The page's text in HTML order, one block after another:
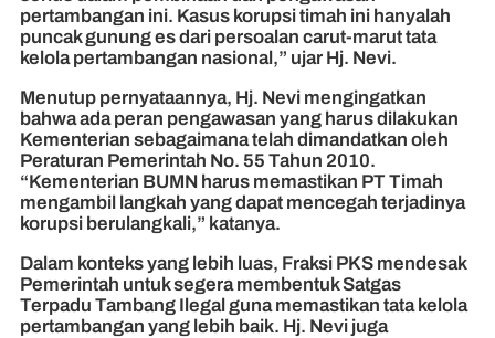
pertambangan ini. Kasus korupsi timah ini hanyalah
puncak gunung es dari persoalan carut-marut tata
kelola pertambangan nasional,” ujar Hj. Nevi.
Menutup pernyataannya, Hj. Nevi mengingatkan
bahwa ada peran pengawasan yang harus dilakukan
Kementerian sebagaimana telah dimandatkan oleh
Peraturan Pemerintah No. 55 Tahun 2010.
“Kementerian BUMN harus memastikan PT Timah
mengambil langkah yang dapat mencegah terjadinya
korupsi berulangkali,” katanya.
Dalam konteks yang lebih luas, Fraksi PKS mendesak
Pemerintah untuk segera membentuk Satgas
Terpadu Tambang Ilegal guna memastikan tata kelola
pertambangan yang lebih baik. Hj. Nevi juga